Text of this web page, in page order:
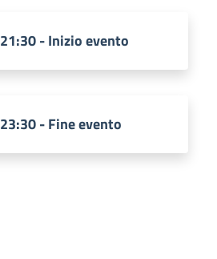
21:30 - Inizio evento
23:30 - Fine evento